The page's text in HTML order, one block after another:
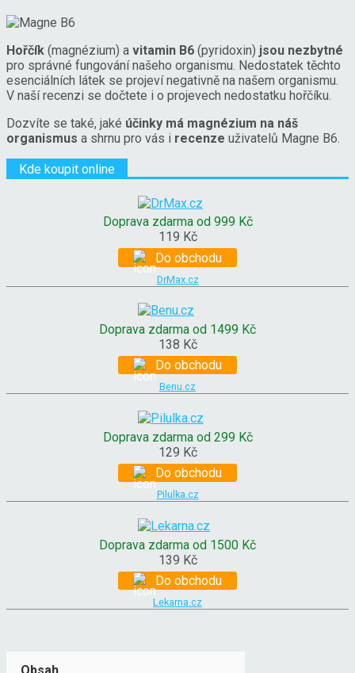
Hořčík (magnézium) a vitamin B6 (pyridoxin) jsou nezbytné
pro správné fungování našeho organismu. Nedostatek těchto
esenciálních látek se projeví negativně na našem organismu.
V naší recenzi se dočtete i o projevech nedostatku hořčíku.
Dozvíte se také, jaké účinky má magnézium na náš
organismus a shrnu pro vás i recenze uživatelů Magne B6.
Kde koupit online
Doprava zdarma od 999 Kč
119 Kč
Do obchodu
DrMax.cz
Doprava zdarma od 1499 Kč
138 Kč
Do obchodu
Benu.cz
Doprava zdarma od 299 Kč
129 Kč
Do obchodu
Pilulka.cz
Doprava zdarma od 1500 Kč
139 Kč
Do obchodu
Lekarna.cz